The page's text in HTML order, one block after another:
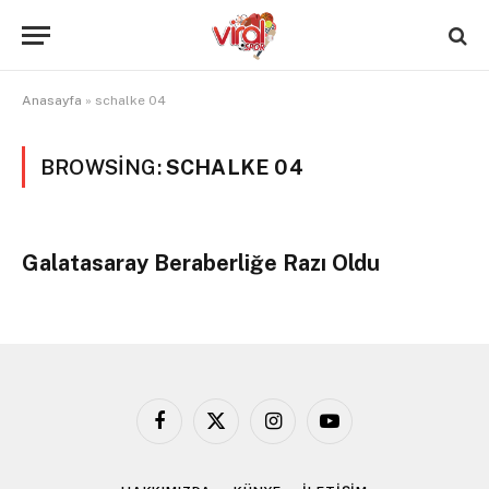
Anasayfa » schalke 04
BROWSING:SCHALKE 04
Galatasaray Beraberliğe Razı Oldu
Facebook
X
InstagramYouTube